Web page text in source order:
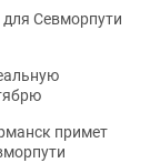
для Севморпути
примет